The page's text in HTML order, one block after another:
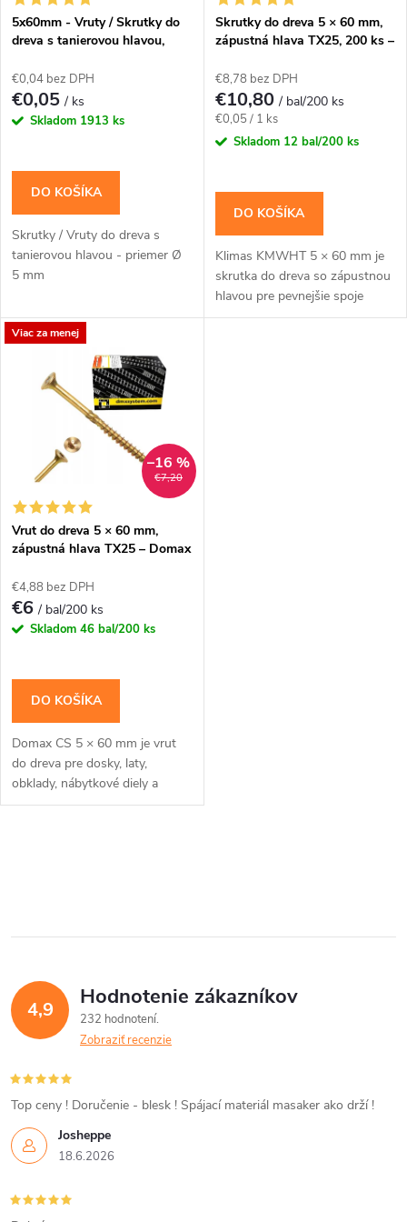
e
p
r
o
d
u
k
t
s
p
r
u
k
t
5x60mm - Vruty / Skrutky do
dreva s tanierovou hlavou,
€0,04 bez DPH
€0,05/ ks
Skladom 1913 ks
DO KOŠÍKA
Skrutky / Vruty do dreva s
tanierovou hlavou - priemer Ø
5 mm
Skrutky do dreva 5 × 60 mm,
zápustná hlava TX25, 200 ks –
€8,78 bez DPH
€10,80/ bal/200 ks
Jednotková
cena:
€0,05 / 1 ks
Skladom 12 bal/200 ks
DO KOŠÍKA
Klimas KMWHT 5 × 60 mm je
skrutka do dreva so zápustnou
hlavou pre pevnejšie spoje
dosiek, lát a drevených
Viac za menej
€7,20
–16 %
Vrut do dreva 5 × 60 mm,
zápustná hlava TX25 – Domax
€4,88 bez DPH
€6/ bal/200 ks
Skladom 46 bal/200 ks
DO KOŠÍKA
Domax CS 5 × 60 mm je vrut
do dreva pre dosky, laty,
obklady, nábytkové diely a
menšie montáže, kde má hlava
l
d
a
c
i
e
p
4,9 Hodnotenie zákazníkov
232 hodnotení
Zobraziť recenzie
Josheppe
18.6.2026
Top ceny ! Doručenie - blesk ! Spájací materiál masaker ako drží !